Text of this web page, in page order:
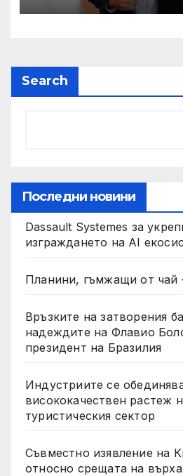
Search
Последни новини
Dassault Systemes за
изграждането на AI
Планини, гъмжащи от чай
Връзките на затворения
надеждите на Флавио
президент на Бразилия
Индустриите се
висококачествен растеж
туристическия сектор
Съвместно изявление на
относно срещата на